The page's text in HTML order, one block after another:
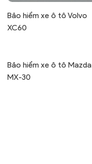
Bảo hiểm xe ô tô Volvo
XC60
Bảo hiểm xe ô tô Mazda
MX-30